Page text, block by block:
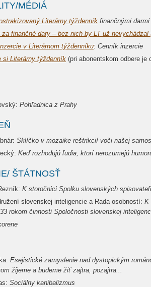
MÉDIÁ
Literárny týždenník finančnými
za finančné dary – bez nich by LT už nevychádzal
v Literárnom týždenníku: Cenník inzercie
si Literárny týždenník (pri abonentskom odbere je
Pohľadnica z Prahy
Sklíčko v mozaike reštrikcií voči našej
Keď rozhodujú ľudia, ktorí nerozumejú
ŠTÁTNOSŤ
K storočnici Spolku slovenských
slovenskej inteligencie a Rada osobností: K
rokom činnosti Spoločnosti slovenskej
Esejistické zamyslenie nad dystopickým
žijeme a budeme žiť zajtra, pozajtra...
Sociálny kanibalizmus